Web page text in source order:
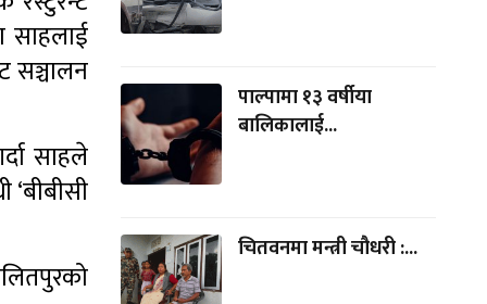
साहलाई
सञ्चालन
साहले
पाल्पामा १३ वर्षीया
बालिकालाई...
चितवनमा मन्त्री चौधरी :...